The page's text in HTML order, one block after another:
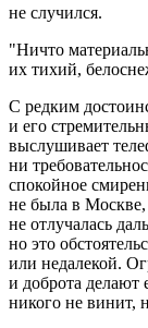
не случился.
Ничто
их тихий,
С редким
и его
выслушивает
ни
спокойное
не была в Москве,
не отлучалась
но это
или недалекой.
и доброта
никого не винит,